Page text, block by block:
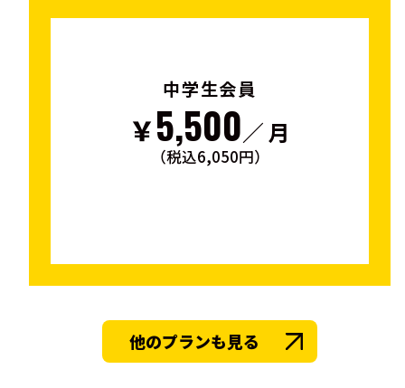
中学生会員
￥5,500／ 月
（税込6,050円）
他のプランも見る